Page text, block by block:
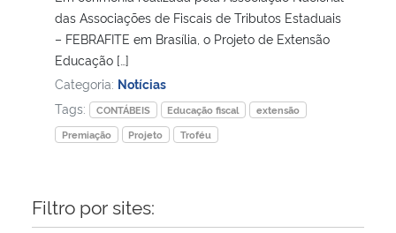
Secretaria-Geral
Secretaria de Governo
Gabinete de Segurança Institucional
Banco Central do Brasil
das Associações de Fiscais de Tributos Estaduais
– FEBRAFITE em Brasília, o Projeto de Extensão
Educação […]
Categoria: Notícias
Tags:
CONTÁBEIS Educação fiscal
extensão
Premiação
Projeto Troféu
Filtro por sites: